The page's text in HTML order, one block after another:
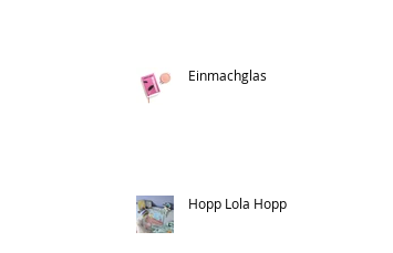
Einmachglas
Hopp Lola Hopp